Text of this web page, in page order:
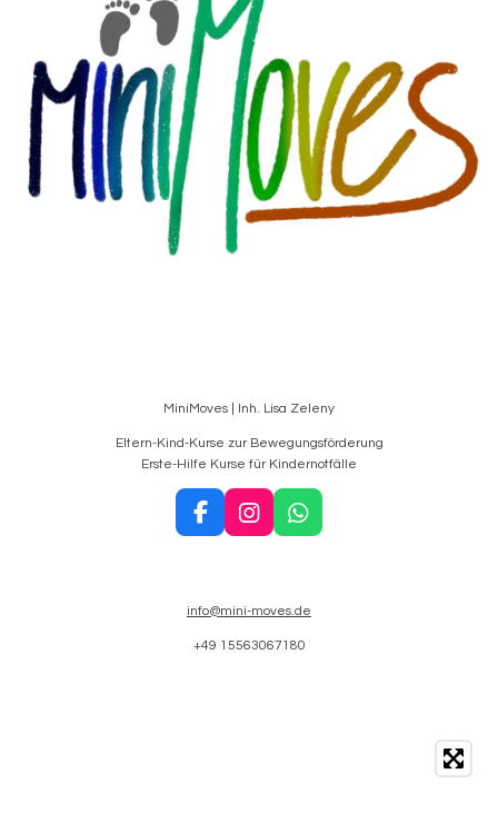
MiniMoves | Inh. Lisa Zeleny
Eltern-Kind-Kurse zur Bewegungsförderung
Erste-Hilfe Kurse für Kindernotfälle
F
b
o
I
a
r
W
s
p
info@mini-moves.de
+49 15563067180